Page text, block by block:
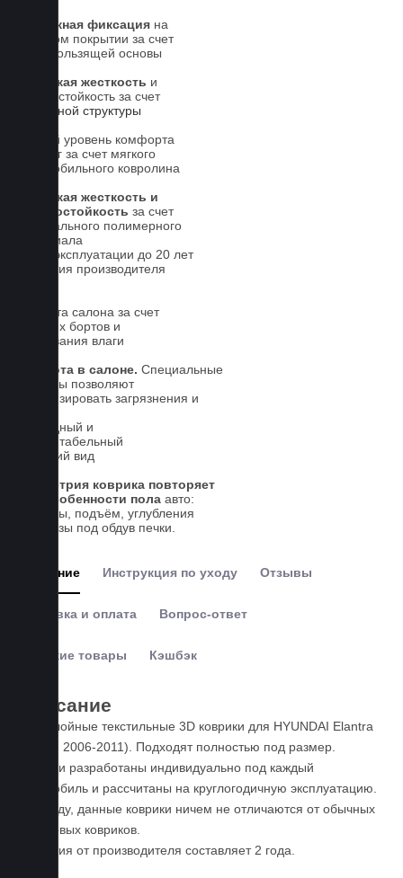
Надежная фиксация на
штатном покрытии за счет
антискользящей основы
Высокая жесткость и
износостойкость за счет
5-слойной структуры
Новый уровень комфорта
для ног за счет мягкого
автомобильного ковролина
Высокая жесткость и
износостойкость за счет
специального полимерного
материала
Срок эксплуатации до 20 лет
Гарантия производителя
Чистота салона за счет
высоких бортов и
впитывания влаги
Чистота в салоне. Специальные
выступы позволяют
локализировать загрязнения и
Солидный и
презентабельный
внешний вид
Геометрия коврика повторяет
все особенности пола авто:
выступы, подъём, углубления
и вырезы под обдув печки.
Описание Инструкция по уходу Отзывы
Доставка и оплата Вопрос-ответ
Похожие товары Кэшбэк
Описание
Пятислойные текстильные 3D коврики для HYUNDAI Elantra
IV (HD, 2006-2011). Подходят полностью под размер.
Коврики разработаны индивидуально под каждый
автомобиль и рассчитаны на круглогодичную эксплуатацию.
По уходу, данные коврики ничем не отличаются от обычных
резиновых ковриков.
Гарантия от производителя составляет 2 года.